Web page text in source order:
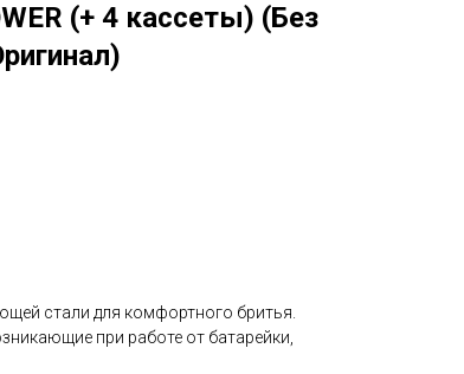
(+ 4 кассеты) (Без
стали для комфортного бритья.
при работе от батарейки,